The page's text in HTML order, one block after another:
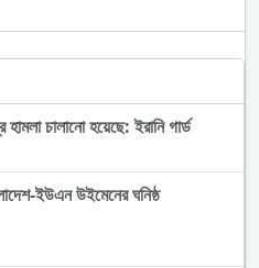
হামলা চালানো হয়েছে: ইরানি গার্ড
ইউএন উইমেনের ঘনিষ্ঠ